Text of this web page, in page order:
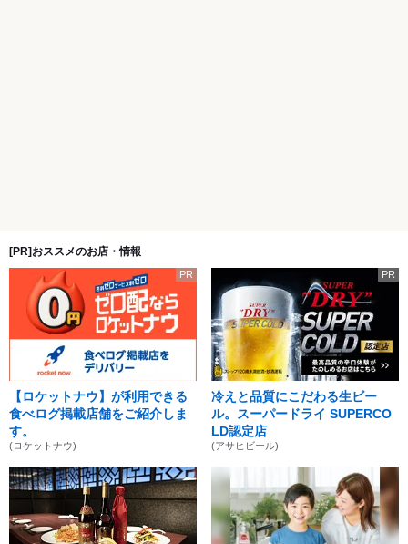
[PR]おススメのお店・情報
PR
【ロケットナウ】が利用できる
食べログ掲載店舗をご紹介しま
す。
(ロケットナウ)
PR
冷えと品質にこだわる生ビー
ル。スーパードライ SUPERCO
LD認定店
(アサヒビール)